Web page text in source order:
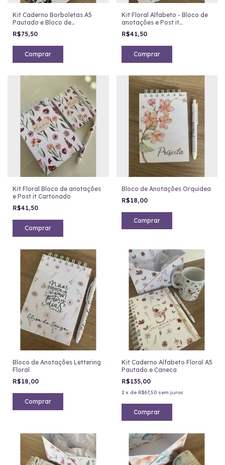
Kit Caderno Borboletas A5
Pautado e Bloco de
Anotações
R$75,50
Comprar
Kit Floral Alfabeto - Bloco de
anotações e Post it
Cartonado
R$41,50
Comprar
Kit Floral Bloco de anotações
e Post it Cartonado
R$41,50
Comprar
Bloco de Anotações Orquidea
R$18,00
Comprar
Bloco de Anotações Lettering
Floral
R$18,00
Comprar
Kit Caderno Alfabeto Floral A5
Pautado e Caneca
R$135,00
2 x de R$67,50 sem juros
Comprar